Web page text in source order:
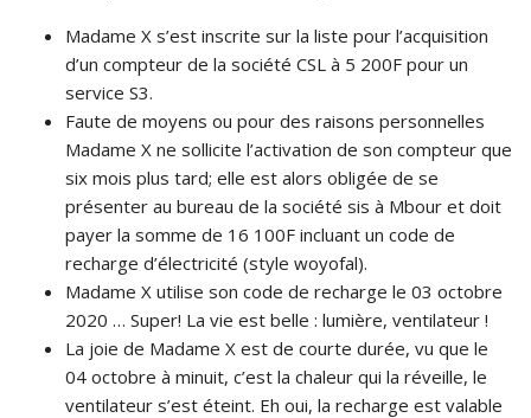
Madame X s’est inscrite sur la liste pour l’acquisition
d’un compteur de la société CSL à 5 200F pour un
service S3.
Faute de moyens ou pour des raisons personnelles
Madame X ne sollicite l’activation de son compteur que
six mois plus tard; elle est alors obligée de se
présenter au bureau de la société sis à Mbour et doit
payer la somme de 16 100F incluant un code de
recharge d’électricité (style woyofal).
Madame X utilise son code de recharge le 03 octobre
2020 … Super! La vie est belle : lumière, ventilateur !
La joie de Madame X est de courte durée, vu que le
04 octobre à minuit, c’est la chaleur qui la réveille, le
ventilateur s’est éteint. Eh oui, la recharge est valable